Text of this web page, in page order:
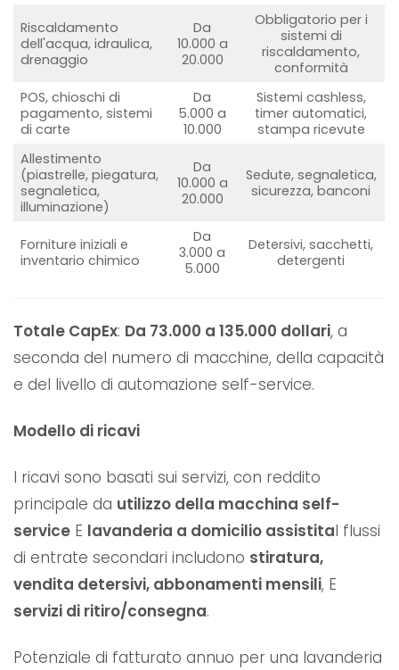
Riscaldamento
dell'acqua, idraulica,
drenaggio
Da
10.000 a
20.000
Obbligatorio per i
sistemi di
riscaldamento,
conformità
POS, chioschi di
pagamento, sistemi
di carte
Da
5.000 a
10.000
Sistemi cashless,
timer automatici,
stampa ricevute
Allestimento
(piastrelle, piegatura,
segnaletica,
illuminazione)
Da
10.000 a
20.000
Sedute, segnaletica,
sicurezza, banconi
Forniture iniziali e
inventario chimico
Da
3.000 a
5.000
Detersivi, sacchetti,
detergenti
Totale CapEx: Da 73.000 a 135.000 dollari, a
seconda del numero di macchine, della capacità
e del livello di automazione self-service.
Modello di ricavi
I ricavi sono basati sui servizi, con reddito
principale da utilizzo della macchina self-
service E lavanderia a domicilio assistitaI flussi
di entrate secondari includono stiratura,
vendita detersivi, abbonamenti mensili, E
servizi di ritiro/consegna.
Potenziale di fatturato annuo per una lavanderia